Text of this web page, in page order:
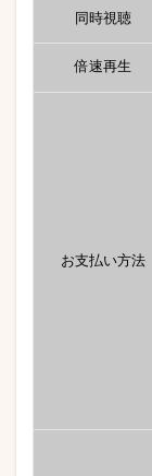
同時視聴
倍速再生
お支払い方法